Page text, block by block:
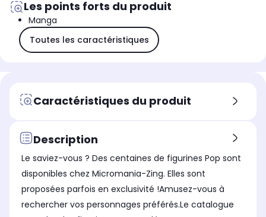
Les points forts du produit
Manga
Toutes les caractéristiques
Caractéristiques du produit
Description
Le saviez-vous ? Des centaines de figurines Pop sont
disponibles chez Micromania-Zing. Elles sont
proposées parfois en exclusivité !Amusez-vous à
rechercher vos personnages préférés.Le catalogue